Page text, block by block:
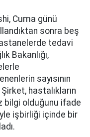
Cuma günü
sonra beş
tedavi
Bakanlığı,
sayısının
hastalıkların
bilgi olduğunu ifade
işbirliği içinde bir